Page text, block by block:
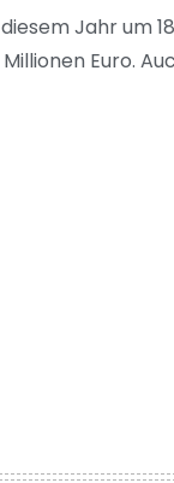
Jahr um
Euro.